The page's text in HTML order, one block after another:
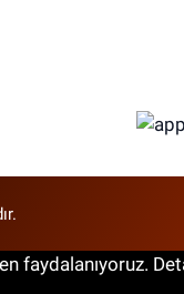
faydalanıyoruz.